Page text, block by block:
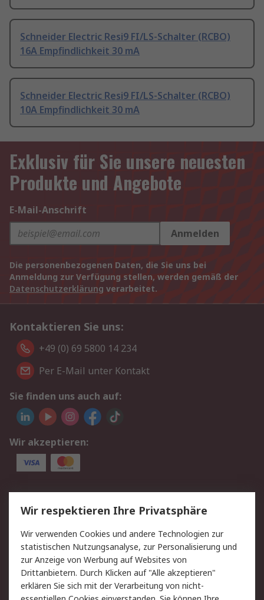
Schneider Electric Resi9 FI/LS-Schalter (RCBO)
16A Empfindlichkeit 30 mA
Schneider Electric Resi9 FI/LS-Schalter (RCBO)
10A Empfindlichkeit 30 mA
Exklusiv für Sie unsere neuesten
Produkte und Angebote
E-Mail-Anschrift
Anmelden
Die personenbezogenen Daten, die Sie uns bei
Anmeldung zur Verfügung stellen, werden gemäß der
Datenschutzerklärung verarbeitet.
Kontaktieren Sie uns:
+49 (0) 69 5800 14 234
Per E-Mail unter Kontakt
Sie finden uns auch auf:
Wir akzeptieren:
Service
Value Added Services
Lieferlösungen
Rücksendungen
Kontakt
Hilfe
Privatkunden
Rechtliches
Wir respektieren Ihre Privatsphäre
Wir verwenden Cookies und andere Technologien zur
statistischen Nutzungsanalyse, zur Personalisierung und
zur Anzeige von Werbung auf Websites von
Drittanbietern. Durch Klicken auf "Alle akzeptieren"
erklären Sie sich mit der Verarbeitung von nicht-